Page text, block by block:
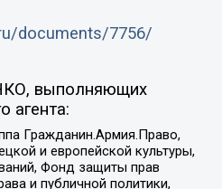
documents/7756/
выполняющих
агента:
Гражданин.Армия.Право,
и европейской культуры,
Фонд защиты прав
и публичной политики,